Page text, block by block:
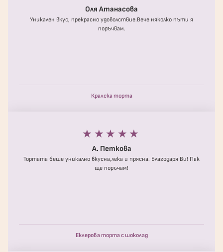
Оля Атанасова
Уникален вкус, прекрасно удоволствие.Вече няколко пъти я
поръчвам.
Кралска торта
★★★★★
А. Петкова
Тортата беше уникално вкусна,лека и прясна. Благодаря Ви! Пак
ще поръчам!
Еклерова торта с шоколад